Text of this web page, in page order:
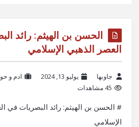
الحسن بن الهيثم: رائد
العصر الذهبي الإسلامي
جاوبها يوليو 13, 2024 ادم و
45 مشاهدات
# الحسن بن الهيثم: رائد البصريات في
الإسلامي